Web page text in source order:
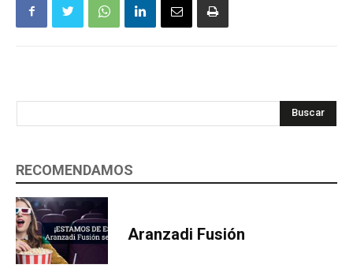
Buscar
RECOMENDAMOS
Aranzadi Fusión